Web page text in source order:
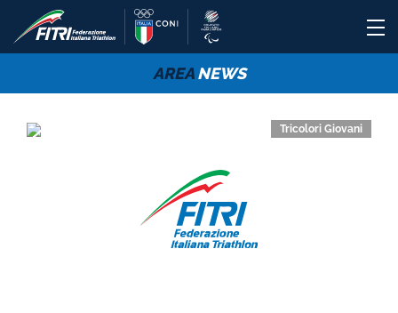
AREANEWS
Tricolori Giovani